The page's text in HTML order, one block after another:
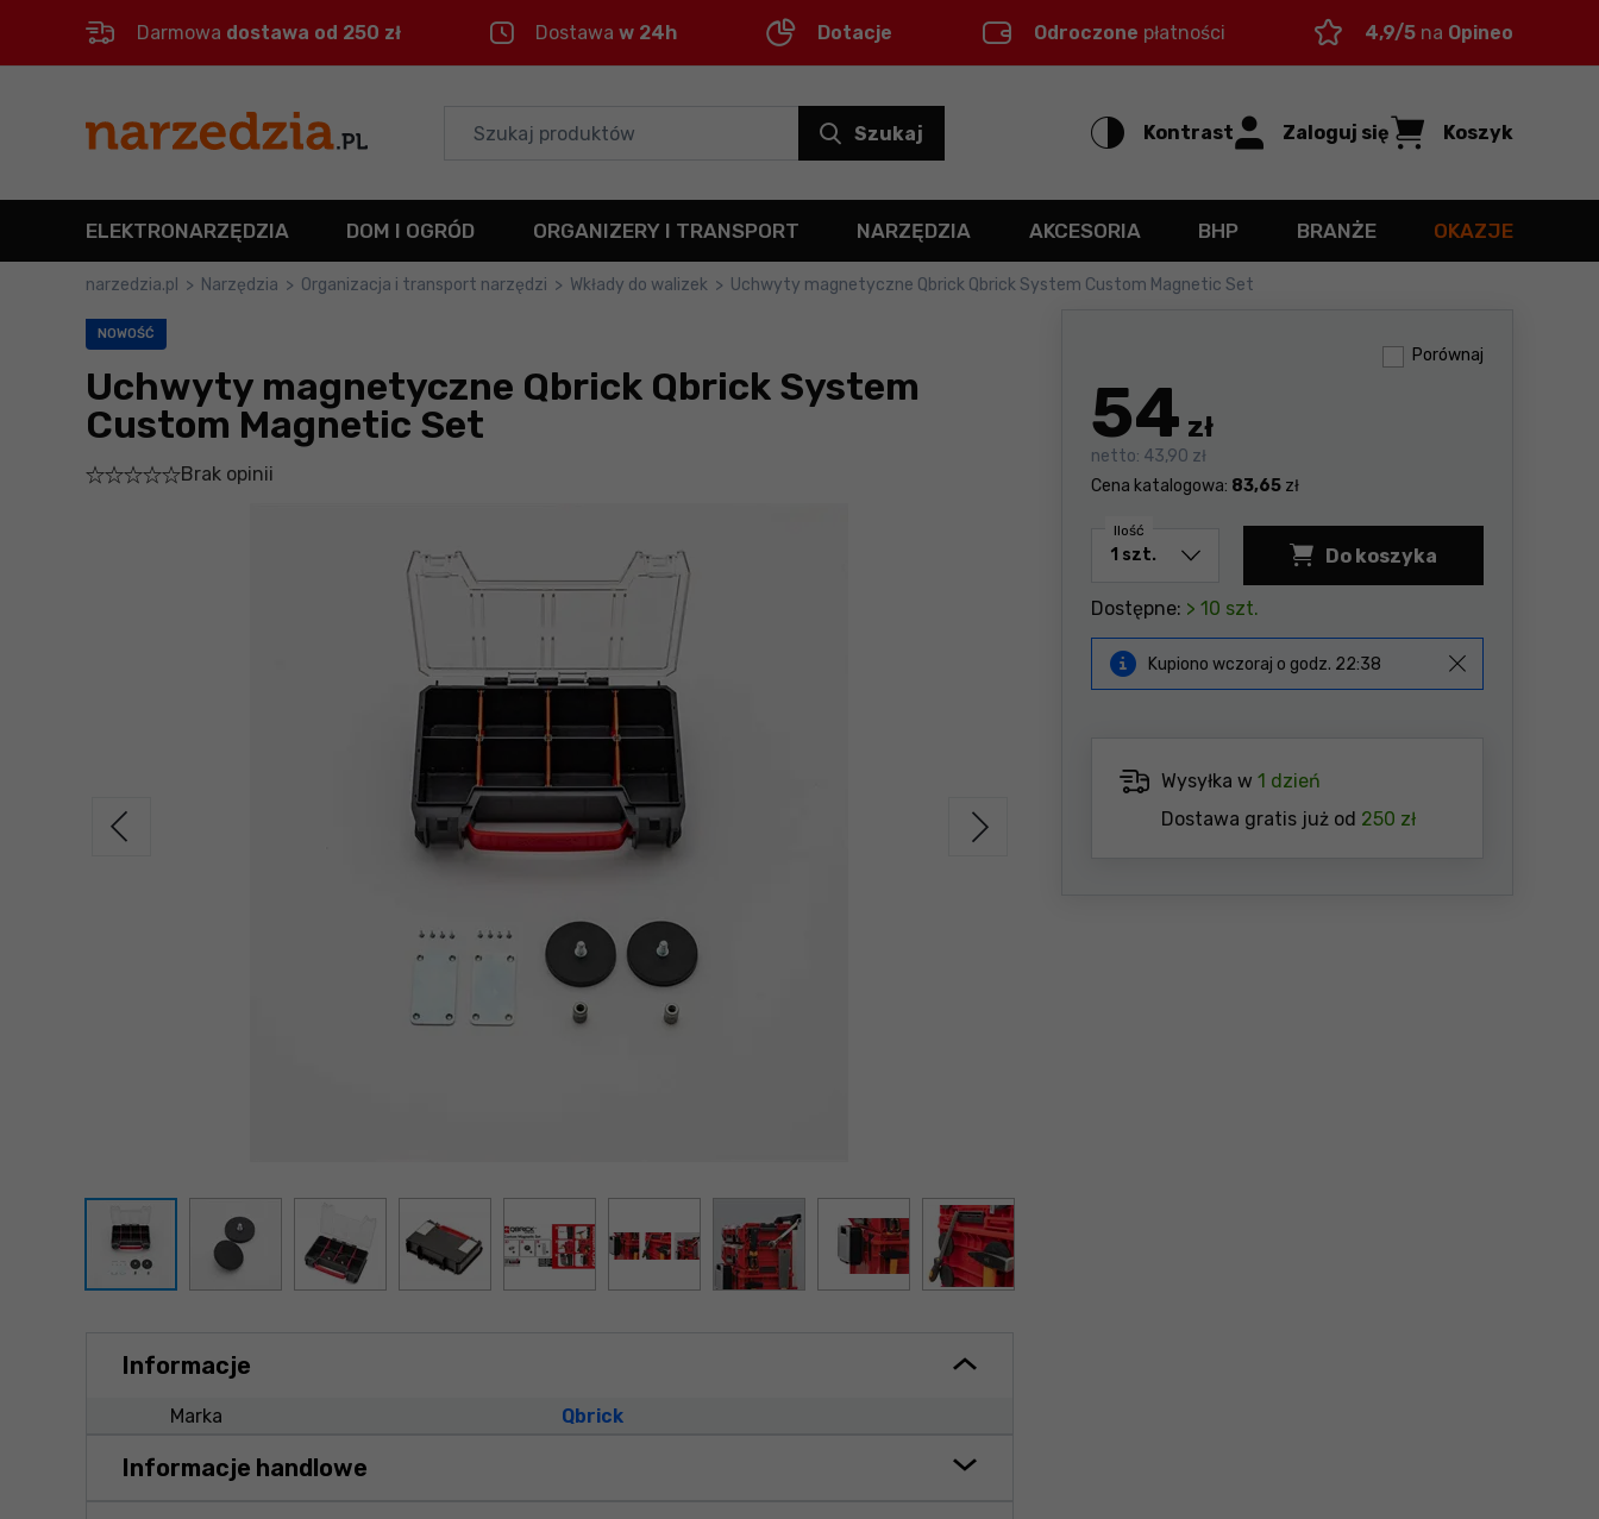
Menu główne
Informacje o produkcie
Do koszyka
Szczegółowe informacje
Stopka
Mapa strony
Darmowa dostawa od 250 zł Dostawa w 24h Dotacje Odroczone płatności 4,9/5 na Opineo
Szukaj Kontrast Zaloguj się Koszyk
ELEKTRONARZĘDZIA DOM I OGRÓD ORGANIZERY I TRANSPORT NARZĘDZIA AKCESORIA BHP BRANŻE OKAZJE
narzedzia.pl > Narzędzia > Organizacja i transport narzędzi > Wkłady do walizek > Uchwyty magnetyczne Qbrick Qbrick System Custom Magnetic Set
NOWOŚĆ
Uchwyty magnetyczne Qbrick Qbrick System
Custom Magnetic Set
Brak opinii
Porównaj
54 zł
netto: 43,90 zł
Cena katalogowa: 83,65 zł
Ilość
Do koszyka
Dostępne: > 10 szt.
Kupiono wczoraj o godz. 22:38
Wysyłka w 1 dzień
Dostawa gratis już od 250 zł
Informacje
Marka Qbrick
Informacje handlowe